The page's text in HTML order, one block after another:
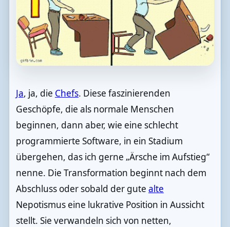
Ja, ja, die Chefs. Diese faszinierenden
Geschöpfe, die als normale Menschen
beginnen, dann aber, wie eine schlecht
programmierte Software, in ein Stadium
übergehen, das ich gerne „Ärsche im Aufstieg“
nenne. Die Transformation beginnt nach dem
Abschluss oder sobald der gute alte
Nepotismus eine lukrative Position in Aussicht
stellt. Sie verwandeln sich von netten,